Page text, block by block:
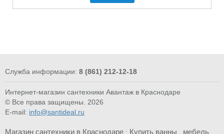
Служба информации: 8 (861) 212-12-18
Интернет-магазин сантехники Авантаж в Краснодаре
© Все права защищены. 2026
E-mail: info@santideal.ru
Магазин сантехники в Краснодаре : Купить ванны
мебель